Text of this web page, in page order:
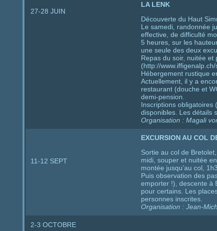
27-28 JUIN
LA LENK
Découverte du Haut
Le samedi, randonnée
effective, de difficulté
5 heures, sur les
une seule des deux
Repas du soir, nuitée
(http://
Hébergement rustique
Actuellement, il y a
restaurant (douche et
demi-pension.
Inscriptions obligatoires
disponibles. Les détails
Organisation : Magali
11-12 SEPT
EXCURSION AU COL
Sortie au col de
midi, souper et nuitée
montée jusqu’au col,
Puis observation des
emporter !), descente à
pour certains. Les
personnes inscrites.
Organisation : Jean-
2-3 OCTOBRE